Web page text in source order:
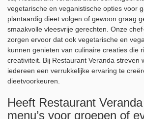
vegetarische en veganistische opties voor
plantaardig dieet volgen of gewoon graag
smaakvolle vleesvrije gerechten. Onze
zorgen ervoor dat ook vegetarische en
kunnen genieten van culinaire creaties die
creativiteit. Bij Restaurant Veranda streven
iedereen een verrukkelijke ervaring te
dieetvoorkeuren.
Heeft Restaurant
menu’s voor groepen of